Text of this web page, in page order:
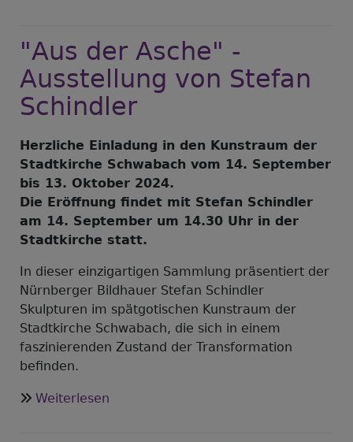
"Aus der Asche" -
Ausstellung von Stefan
Schindler
Herzliche Einladung in den Kunstraum der
Stadtkirche Schwabach vom 14. September
bis 13. Oktober 2024.
Die Eröffnung findet mit Stefan Schindler
am 14. September um 14.30 Uhr in der
Stadtkirche statt.
In dieser einzigartigen Sammlung präsentiert der
Nürnberger Bildhauer Stefan Schindler
Skulpturen im spätgotischen Kunstraum der
Stadtkirche Schwabach, die sich in einem
faszinierenden Zustand der Transformation
befinden.
Weiterlesen